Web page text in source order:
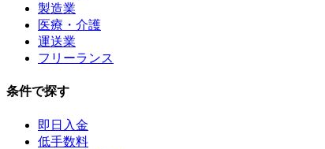
製造業
医療・介護
運送業
フリーランス
条件で探す
即日入金
低手数料